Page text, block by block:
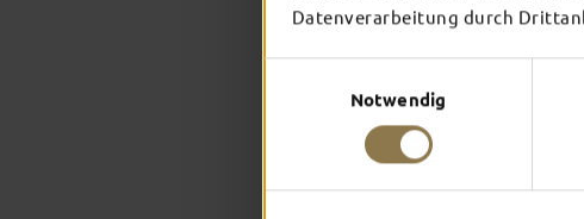
Datenverarbeitung durch
Notwendig